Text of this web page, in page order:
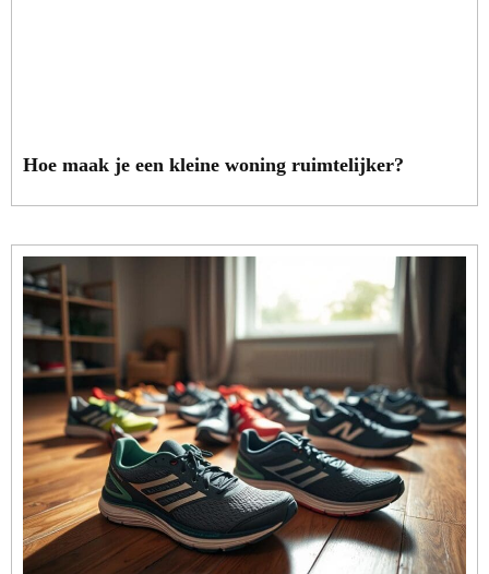
Hoe maak je een kleine woning ruimtelijker?